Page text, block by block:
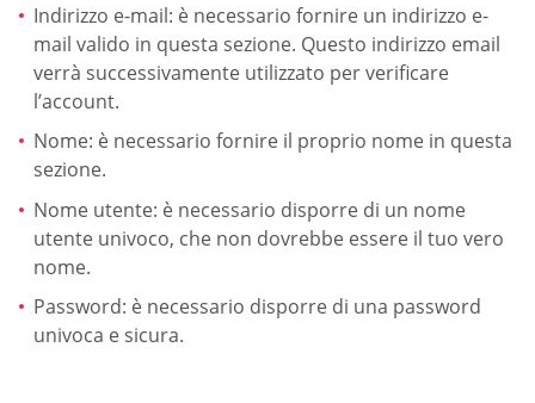
Indirizzo e-mail: è necessario fornire un indirizzo e-
mail valido in questa sezione. Questo indirizzo email
verrà successivamente utilizzato per verificare
l’account.
Nome: è necessario fornire il proprio nome in questa
sezione.
Nome utente: è necessario disporre di un nome
utente univoco, che non dovrebbe essere il tuo vero
nome.
Password: è necessario disporre di una password
univoca e sicura.